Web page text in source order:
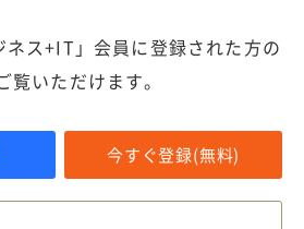
ネス+IT」会員に登録された方の
覧いただけます。
今すぐ登録(無料)